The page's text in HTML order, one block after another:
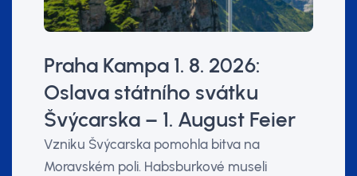
Praha Kampa 1. 8. 2026:
Oslava státního svátku
Švýcarska – 1. August Feier
Vzniku Švýcarska pomohla bitva na
Moravském poli. Habsburkové museli